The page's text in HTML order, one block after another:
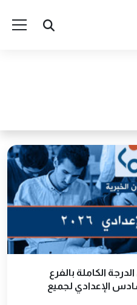
الكاملة بالفرع
الإعدادي لجميع